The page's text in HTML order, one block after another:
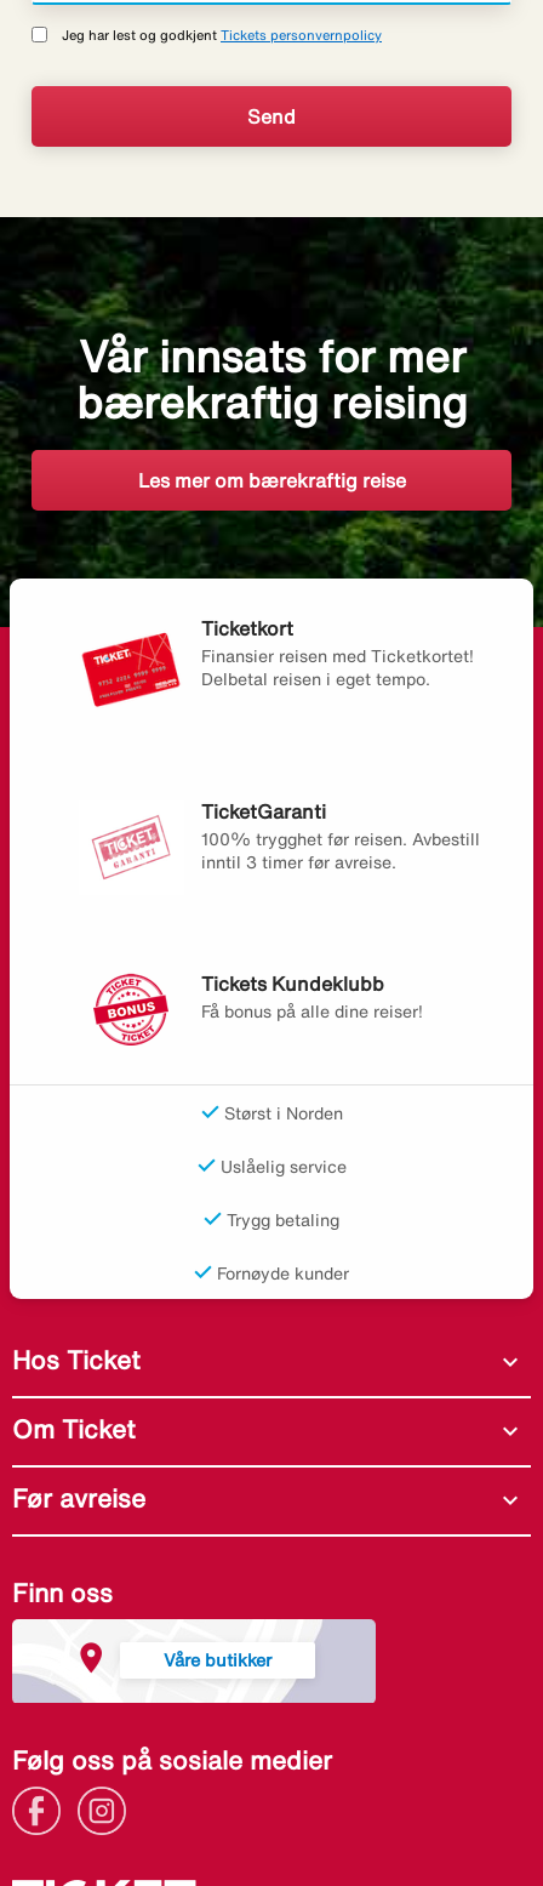
Jeg har lest og godkjent Tickets personvernpolicy
Vår innsats for mer
bærekraftig reising
Les mer om bærekraftig reise
Ticketkort
Finansier reisen med Ticketkortet!
Delbetal reisen i eget tempo.
TicketGaranti
100% trygghet før reisen. Avbestill
inntil 3 timer før avreise.
Tickets Kundeklubb
Få bonus på alle dine reiser!
Størst i Norden
Uslåelig service
Trygg betaling
Fornøyde kunder
Hos Ticket expand_more
Om Ticket expand_more
Før avreise expand_more
Finn oss
Våre butikker
Følg oss på sosiale medier